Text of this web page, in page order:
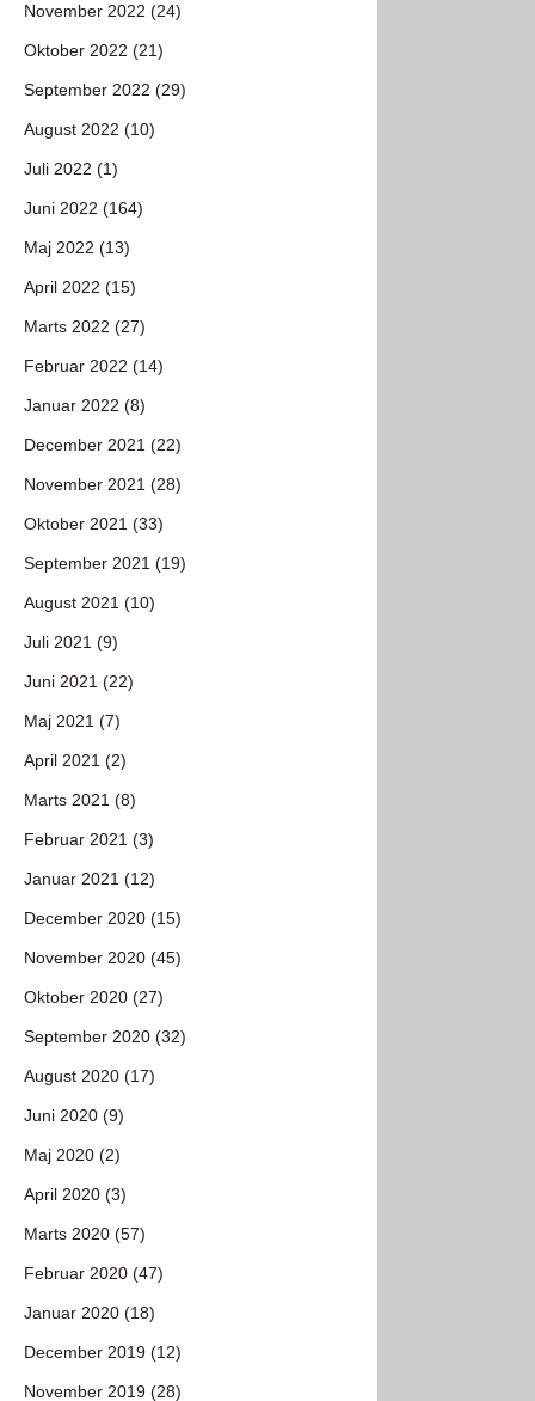
November 2022 (24)
Oktober 2022 (21)
September 2022 (29)
August 2022 (10)
Juli 2022 (1)
Juni 2022 (164)
Maj 2022 (13)
April 2022 (15)
Marts 2022 (27)
Februar 2022 (14)
Januar 2022 (8)
December 2021 (22)
November 2021 (28)
Oktober 2021 (33)
September 2021 (19)
August 2021 (10)
Juli 2021 (9)
Juni 2021 (22)
Maj 2021 (7)
April 2021 (2)
Marts 2021 (8)
Februar 2021 (3)
Januar 2021 (12)
December 2020 (15)
November 2020 (45)
Oktober 2020 (27)
September 2020 (32)
August 2020 (17)
Juni 2020 (9)
Maj 2020 (2)
April 2020 (3)
Marts 2020 (57)
Februar 2020 (47)
Januar 2020 (18)
December 2019 (12)
November 2019 (28)